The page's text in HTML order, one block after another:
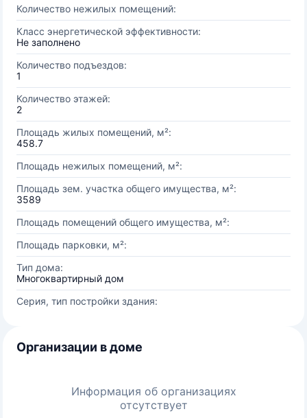
Количество нежилых помещений:
Класс энергетической эффективности:
Не заполнено
Количество подъездов:
1
Количество этажей:
2
Площадь жилых помещений, м²:
458.7
Площадь нежилых помещений, м²:
Площадь зем. участка общего имущества, м²:
3589
Площадь помещений общего имущества, м²:
Площадь парковки, м²:
Тип дома:
Многоквартирный дом
Серия, тип постройки здания:
Организации в доме
Информация об организациях
отсутствует